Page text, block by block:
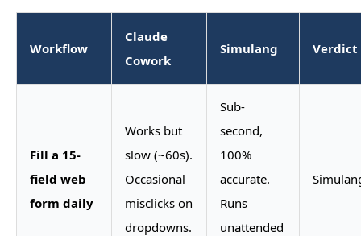
Workflow
Claude
Cowork
Simulang Verdict
Fill a 15-
field web
form daily
Works but
slow (~60s).
Occasional
misclicks on
dropdowns.
Sub-
second,
100%
accurate.
Runs
unattended